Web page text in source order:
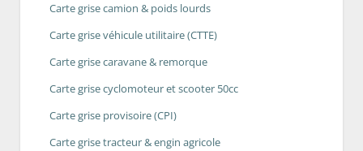
Carte grise camion & poids lourds
Carte grise véhicule utilitaire (CTTE)
Carte grise caravane & remorque
Carte grise cyclomoteur et scooter 50cc
Carte grise provisoire (CPI)
Carte grise tracteur & engin agricole